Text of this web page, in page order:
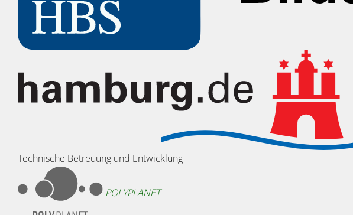
Technische Betreuung und Entwicklung
POLYPLANET